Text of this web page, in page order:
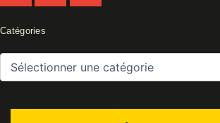
Catégories
Catégories